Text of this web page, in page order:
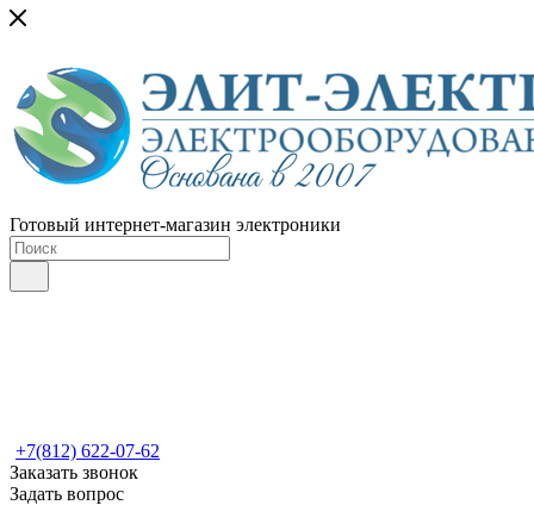
Готовый интернет-магазин электроники
+7(812) 622-07-62
Заказать звонок
Задать вопрос